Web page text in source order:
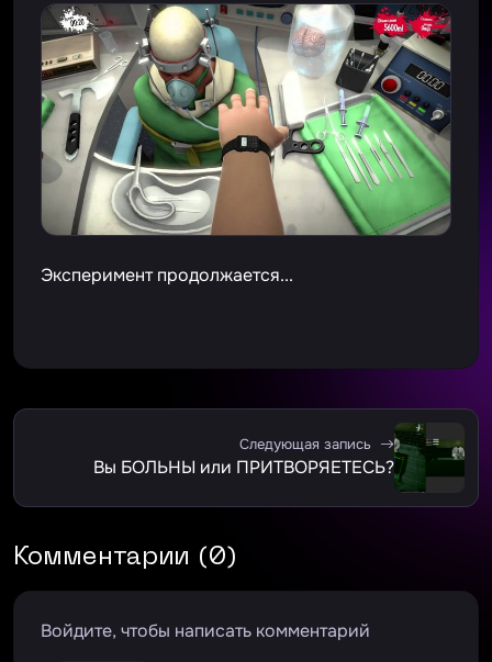
Эксперимент продолжается...
Следующая запись
Вы БОЛЬНЫ или ПРИТВОРЯЕТЕСЬ?
Комментарии (0)
Войдите, чтобы написать комментарий